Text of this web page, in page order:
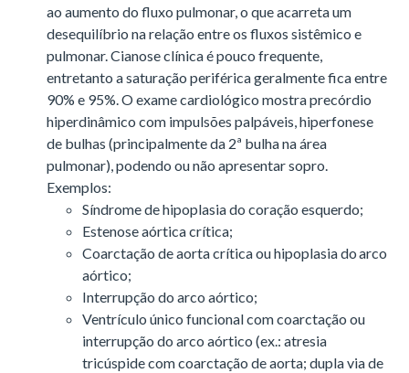
ao aumento do fluxo pulmonar, o que acarreta um
desequilíbrio na relação entre os fluxos sistêmico e
pulmonar. Cianose clínica é pouco frequente,
entretanto a saturação periférica geralmente fica entre
90% e 95%. O exame cardiológico mostra precórdio
hiperdinâmico com impulsões palpáveis, hiperfonese
de bulhas (principalmente da 2ª bulha na área
pulmonar), podendo ou não apresentar sopro.
Exemplos:
Síndrome de hipoplasia do coração esquerdo;
Estenose aórtica crítica;
Coarctação de aorta crítica ou hipoplasia do arco
aórtico;
Interrupção do arco aórtico;
Ventrículo único funcional com coarctação ou
interrupção do arco aórtico (ex.: atresia
tricúspide com coarctação de aorta; dupla via de